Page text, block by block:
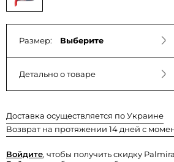
Размер: Выберите
Детально о товаре
Доставка осуществляется по Украине
Возврат на протяжении 14 дней с
Войдите, чтобы получить скидку